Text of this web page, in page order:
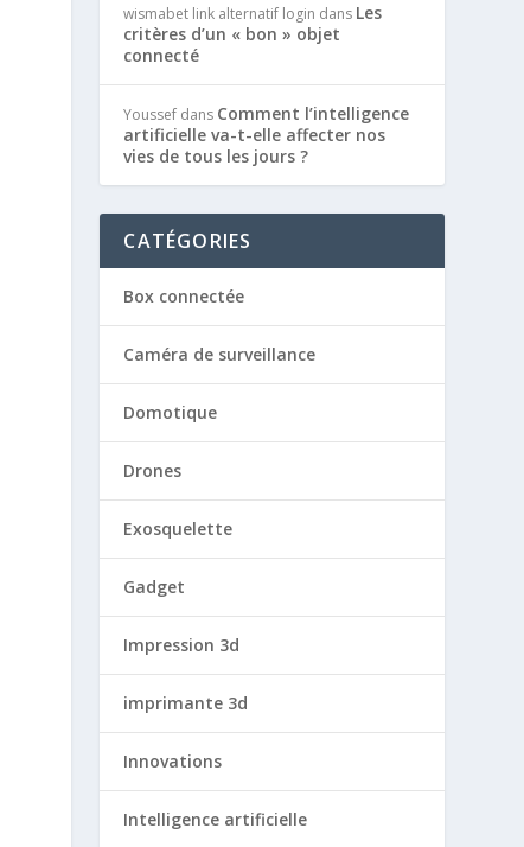
wismabet link alternatif login dans Les
critères d’un « bon » objet
connecté
Youssef dans Comment l’intelligence
artificielle va-t-elle affecter nos
vies de tous les jours ?
CATÉGORIES
Box connectée
Caméra de surveillance
Domotique
Drones
Exosquelette
Gadget
Impression 3d
imprimante 3d
Innovations
Intelligence artificielle